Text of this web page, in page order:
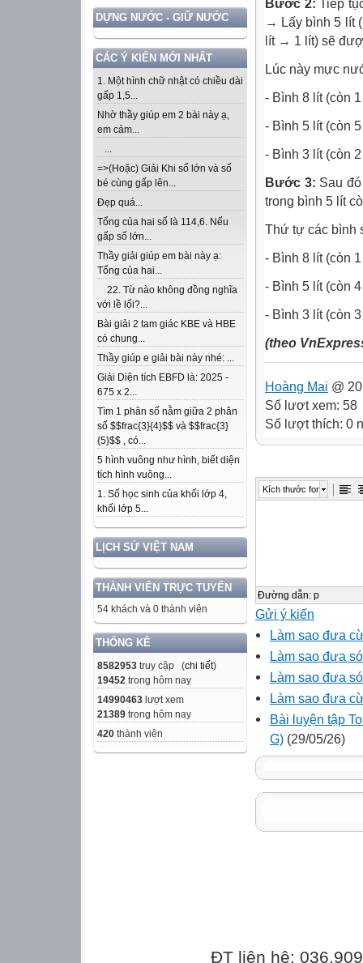
DỰNG NƯỚC - GIỮ NƯỚC
CÁC Ý KIẾN MỚI NHẤT
1. Một hình chữ nhật có chiều dài
gấp 1,5...
Nhờ thầy giúp em 2 bài này ạ,
em cảm...
...
=>(Hoặc) Giải Khi số lớn và số
bé cùng gấp lên...
Đẹp quá...
Tổng của hai số là 114,6. Nếu
gấp số lớn...
Thầy giải giúp em bài này ạ:
Tổng của hai...
22. Từ nào không đồng nghĩa
với lề lối?...
Bài giải 2 tam giác KBE và HBE
có chung...
Thầy giúp e giải bài này nhé: ...
Giải Diện tích EBFD là: 2025 -
675 x 2...
Tìm 1 phân số nằm giữa 2 phân
số $$frac{3}{4}$$ và $$frac{3}
{5}$$ , có...
5 hình vuông như hình, biết diện
tích hình vuông...
1. Số học sinh của khối lớp 4,
khối lớp 5...
LỊCH SỬ VIỆT NAM
THÀNH VIÊN TRỰC TUYẾN
54 khách và 0 thành viên
THỐNG KÊ
8582953 truy cập (chi tiết)
19452 trong hôm nay
14990463 lượt xem
21389 trong hôm nay
420 thành viên
Bước 2: Tiếp
→ Lấy bình 5 lít
lít → 1 lít) sẽ
Lúc này mực
- Bình 8 lít (còn
- Bình 5 lít (còn
- Bình 3 lít (còn
Bước 3: Sau
trong bình 5 lít
Thứ tự các bình
- Bình 8 lít (còn
- Bình 5 lít (còn
- Bình 3 lít (còn
(theo
Hoàng Mai @
Số lượt xem: 58
Số lượt thích: 0
Kích thước font
Đường dẫn: p
Gửi ý kiến
Làm sao đưa
Làm sao đưa
Làm sao đưa
Làm sao đưa
Bài luyện tập
G) (29/05/26)
ĐT liên hệ: